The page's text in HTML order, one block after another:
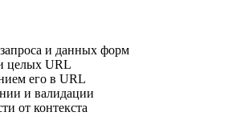
и данных форм
целых URL
его в URL
и валидации
от контекста